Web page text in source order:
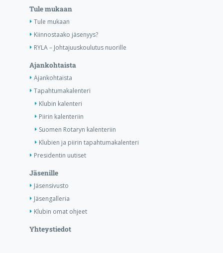
Tule mukaan
Tule mukaan
Kiinnostaako jäsenyys?
RYLA – Johtajuuskoulutus nuorille
Ajankohtaista
Ajankohtaista
Tapahtumakalenteri
Klubin kalenteri
Piirin kalenteriin
Suomen Rotaryn kalenteriin
Klubien ja piirin tapahtumakalenteri
Presidentin uutiset
Jäsenille
Jäsensivusto
Jäsengalleria
Klubin omat ohjeet
Yhteystiedot